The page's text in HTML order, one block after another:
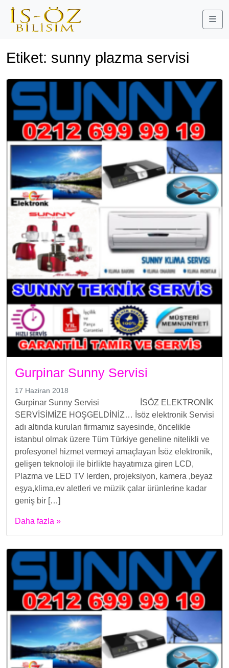
Etiket: sunny plazma servisi
Gurpinar Sunny Servisi
17 Haziran 2018
Gurpinar Sunny Servisi İSÖZ ELEKTRONİK
SERVİSİMİZE HOŞGELDİNİZ… İsöz elektronik Servisi
adı altında kurulan firmamız sayesinde, öncelikle
istanbul olmak üzere Tüm Türkiye geneline nitelikli ve
profesyonel hizmet vermeyi amaçlayan İsöz elektronik,
gelişen teknoloji ile birlikte hayatımıza giren LCD,
Plazma ve LED TV lerden, projeksiyon, kamera ,beyaz
eşya,klima,ev aletleri ve müzik çalar ürünlerine kadar
geniş bir […]
Daha fazla »